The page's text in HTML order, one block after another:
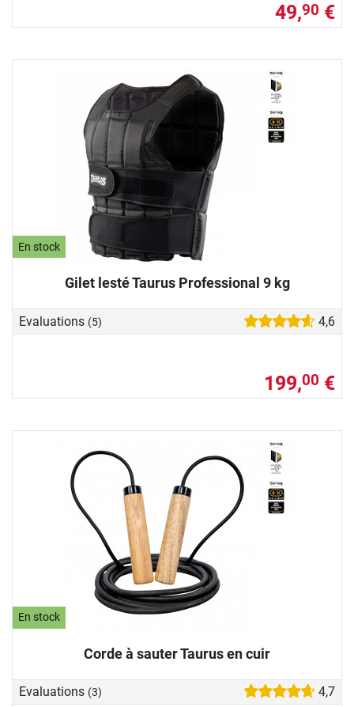
49,90 €
En stock
Gilet lesté Taurus Professional 9 kg
Evaluations (5) 4,6
199,00 €
En stock
Corde à sauter Taurus en cuir
Evaluations (3) 4,7